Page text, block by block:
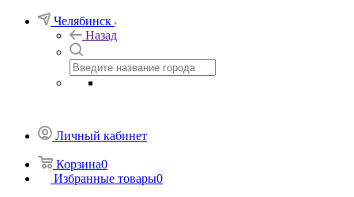
Челябинск
Назад
Личный кабинет
Корзина0
Избранные товары0